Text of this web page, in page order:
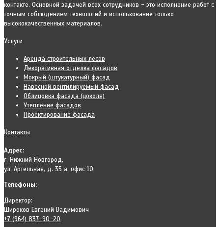
контакте. Основной задачей всех сотрудников - это исполнение работ с
точным соблюдением технологий и использование только
высококачественных материалов.
Услуги
Аренда строительных лесов
Декоративная отделка фасадов
Мокрый (штукатурный) фасад
Навесной вентилируемый фасад
Облицовка фасада (цоколя)
Утепление фасадов
Проектирование фасада
Контакты
Адрес:
г. Нижний Новгород,
ул. Артельная, д. 35 а, офис 10
Телефоны:
Директор:
Широков Евгений Вадимович
+7 (964) 837-90-20